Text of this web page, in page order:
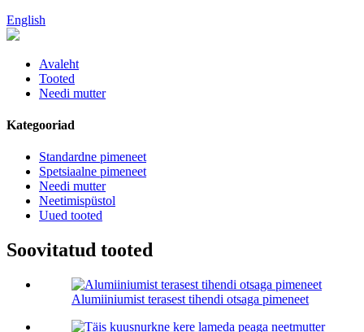
English
Avaleht
Tooted
Needi mutter
Kategooriad
Standardne pimeneet
Spetsiaalne pimeneet
Needi mutter
Neetimispüstol
Uued tooted
Soovitatud tooted
Alumiiniumist terasest tihendi otsaga pimeneet